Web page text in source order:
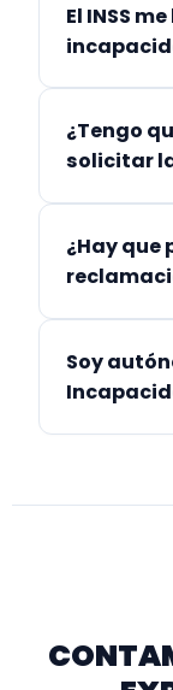
El INSS
¿Tengo
solicitar
¿Hay
Soy